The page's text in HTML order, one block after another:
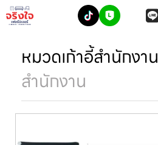
หมวดเก้าอี้สำนักงาน
สำนักงาน